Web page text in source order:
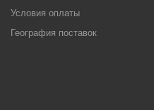
Условия оплаты
География поставок